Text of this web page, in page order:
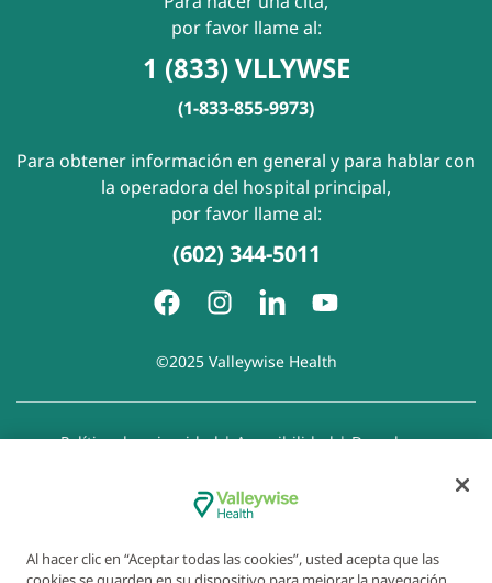
por favor llame al:
1 (833) VLLYWSE
(1-833-855-9973)
Para obtener información en general y para hablar con
la operadora del hospital principal,
por favor llame al:
(602) 344-5011
©2025 Valleywise Health
Política de privacidad|Accesibilidad|Derechos y
Aviso de Prohibición de la Discriminación
Exención de responsabilidad con respecto a sitios web
Al hacer clic en “Aceptar todas las cookies”, usted acepta que las